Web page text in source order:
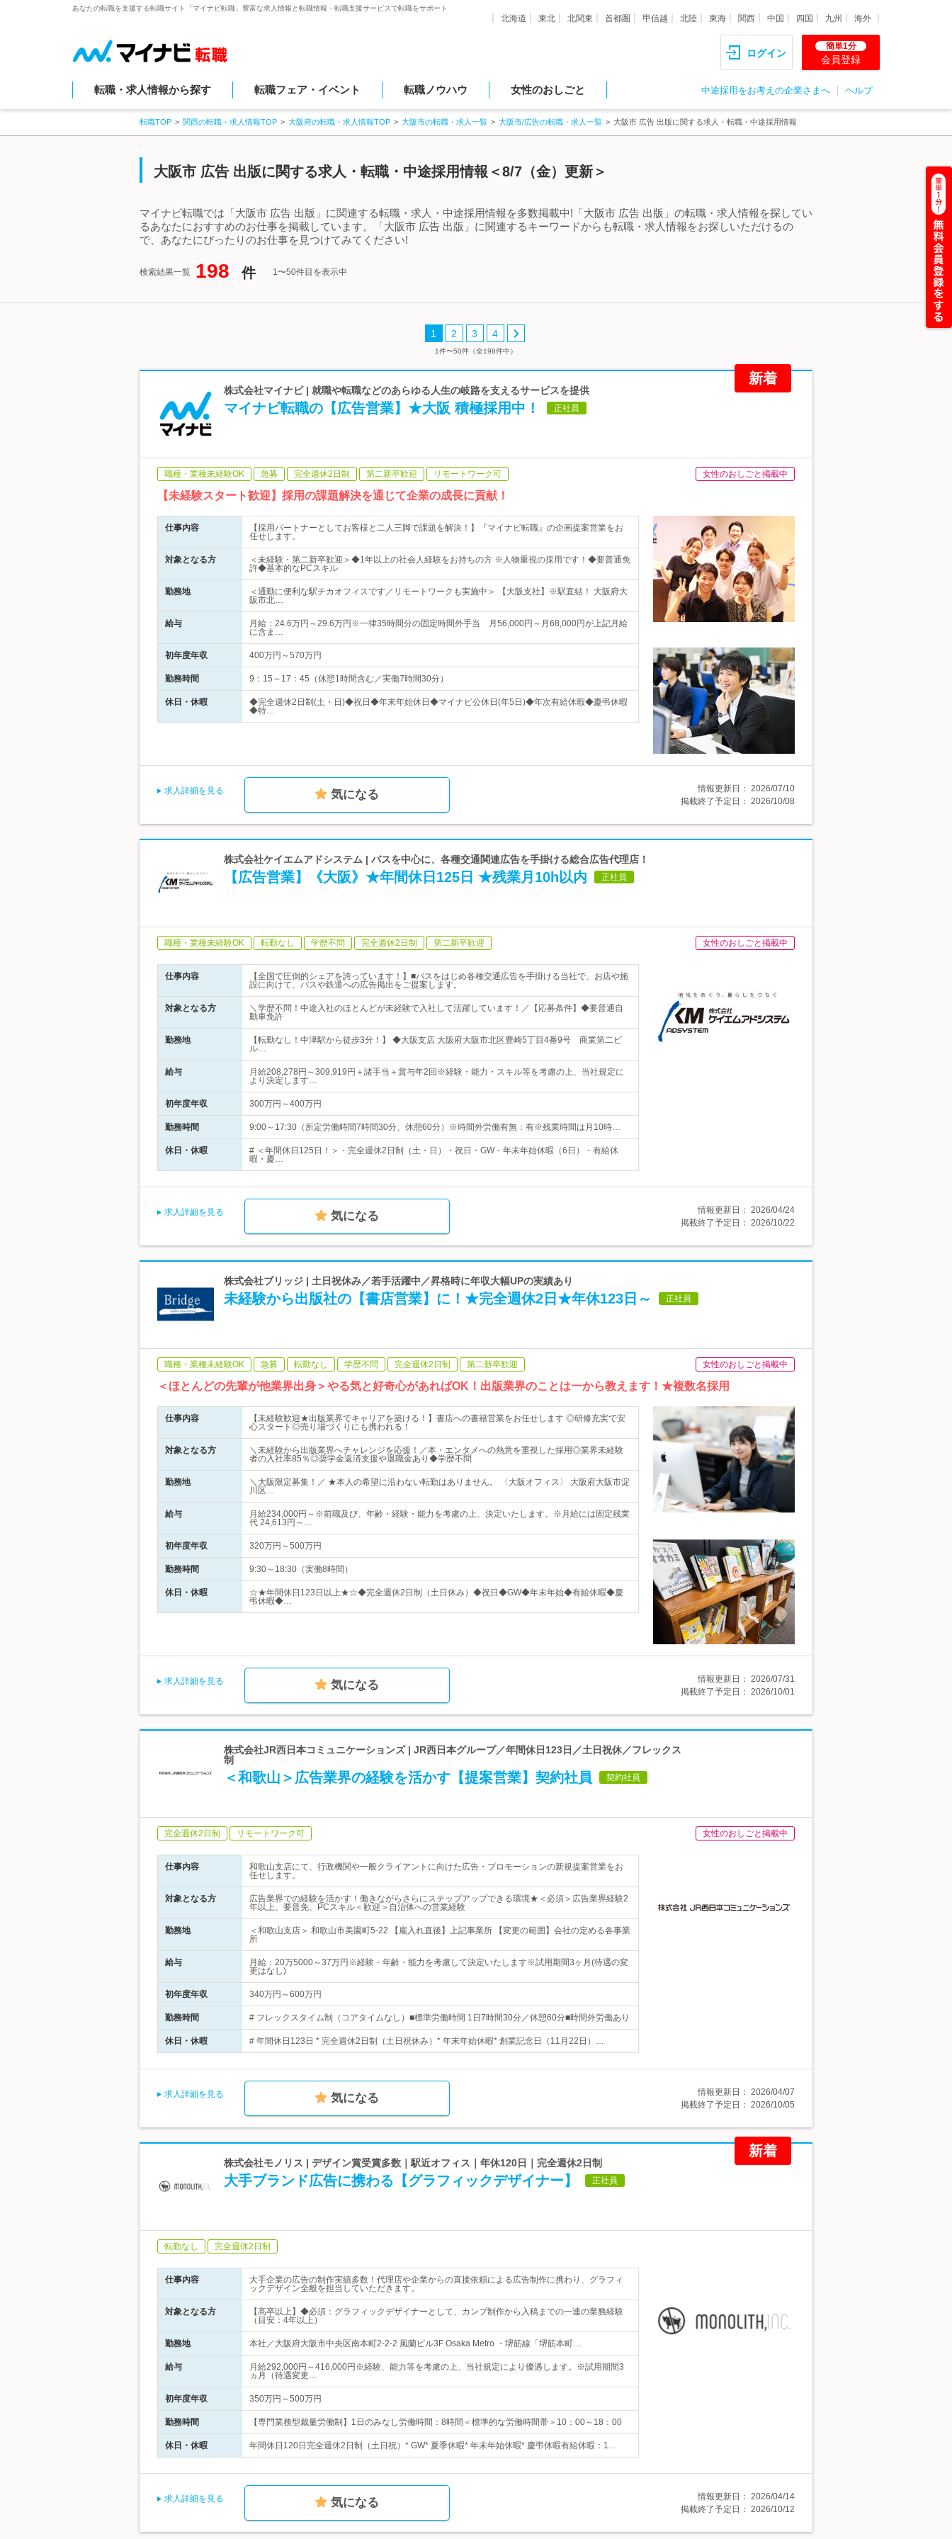
あなたの転職を支援する転職サイト「マイナビ転職」豊富な求人情報と転職情報・転職支援サービスで転職をサポート
北海道 東北 北関東 首都圏 甲信越 北陸 東海 関西 中国 四国 九州 海外
ログイン
簡単1分
会員登録
転職・求人情報から探す 転職フェア・イベント 転職ノウハウ 女性のおしごと 中途採用をお考えの企業さまへ ヘルプ
転職TOP 関西の転職・求人情報TOP 大阪府の転職・求人情報TOP 大阪市の転職・求人一覧 大阪市/広告の転職・求人一覧 大阪市 広告 出版に関する求人・転職・中途採用情報
大阪市 広告 出版に関する求人・転職・中途採用情報＜8/7（金）更新＞
マイナビ転職では「大阪市 広告 出版」に関連する転職・求人・中途採用情報を多数掲載中!「大阪市 広告 出版」の転職・求人情報を探してい
るあなたにおすすめのお仕事を掲載しています。「大阪市 広告 出版」に関連するキーワードからも転職・求人情報をお探しいただけるの
で、あなたにぴったりのお仕事を見つけてみてください!
検索結果一覧 198 件 1〜50件目を表示中
1 2 3 4
1件〜50件（全198件中）
新着
株式会社マイナビ | 就職や転職などのあらゆる人生の岐路を支えるサービスを提供
マイナビ転職の【広告営業】★大阪 積極採用中！ 正社員
職種・業種未経験OK 急募 完全週休2日制 第二新卒歓迎 リモートワーク可 女性のおしごと掲載中
【未経験スタート歓迎】採用の課題解決を通じて企業の成長に貢献！
仕事内容
【採用パートナーとしてお客様と二人三脚で課題を解決！】『マイナビ転職』の企画提案営業をお
任せします。
対象となる方
＜未経験・第二新卒歓迎＞◆1年以上の社会人経験をお持ちの方 ※人物重視の採用です！◆要普通免
許◆基本的なPCスキル
勤務地
＜通勤に便利な駅チカオフィスです／リモートワークも実施中＞ 【大阪支社】※駅直結！ 大阪府大
阪市北…
給与
月給：24.6万円～29.6万円※一律35時間分の固定時間外手当 月56,000円～月68,000円が上記月給
に含ま…
初年度年収 400万円～570万円
勤務時間 9：15～17：45（休憩1時間含む／実働7時間30分）
休日・休暇
◆完全週休2日制(土・日)◆祝日◆年末年始休日◆マイナビ公休日(年5日)◆年次有給休暇◆慶弔休暇
◆特…
求人詳細を見る 気になる 情報更新日： 2026/07/10
掲載終了予定日： 2026/10/08
株式会社ケイエムアドシステム | バスを中心に、各種交通関連広告を手掛ける総合広告代理店！
【広告営業】《大阪》★年間休日125日 ★残業月10h以内 正社員
職種・業種未経験OK 転勤なし 学歴不問 完全週休2日制 第二新卒歓迎 女性のおしごと掲載中
仕事内容
【全国で圧倒的シェアを誇っています！】■バスをはじめ各種交通広告を手掛ける当社で、お店や施
設に向けて、バスや鉄道への広告掲出をご提案します。
対象となる方
＼学歴不問！中途入社のほとんどが未経験で入社して活躍しています！／【応募条件】◆要普通自
動車免許
勤務地
【転勤なし！中津駅から徒歩3分！】 ◆大阪支店 大阪府大阪市北区豊崎5丁目4番9号 商業第二ビ
ル…
給与
月給208,278円～309,919円＋諸手当＋賞与年2回※経験・能力・スキル等を考慮の上、当社規定に
より決定します…
初年度年収 300万円～400万円
勤務時間 9:00～17:30（所定労働時間7時間30分、休憩60分）※時間外労働有無：有※残業時間は月10時…
休日・休暇
# ＜年間休日125日！＞・完全週休2日制（土・日）・祝日・GW・年末年始休暇（6日）・有給休
暇・慶…
求人詳細を見る 気になる 情報更新日： 2026/04/24
掲載終了予定日： 2026/10/22
株式会社ブリッジ | 土日祝休み／若手活躍中／昇格時に年収大幅UPの実績あり
未経験から出版社の【書店営業】に！★完全週休2日★年休123日～ 正社員
職種・業種未経験OK 急募 転勤なし 学歴不問 完全週休2日制 第二新卒歓迎 女性のおしごと掲載中
＜ほとんどの先輩が他業界出身＞やる気と好奇心があればOK！出版業界のことは一から教えます！★複数名採用
仕事内容
【未経験歓迎★出版業界でキャリアを築ける！】書店への書籍営業をお任せします ◎研修充実で安
心スタート◎売り場づくりにも携われる！
対象となる方
＼未経験から出版業界へチャレンジを応援！／本・エンタメへの熱意を重視した採用◎業界未経験
者の入社率85％◎奨学金返済支援や退職金あり◆学歴不問
勤務地
＼大阪限定募集！／ ★本人の希望に沿わない転勤はありません。 〈大阪オフィス〉 大阪府大阪市淀
川区…
給与
月給234,000円～※前職及び、年齢・経験・能力を考慮の上、決定いたします。※月給には固定残業
代 24,613円～…
初年度年収 320万円～500万円
勤務時間 9:30～18:30（実働8時間）
休日・休暇
☆★年間休日123日以上★☆◆完全週休2日制（土日休み）◆祝日◆GW◆年末年始◆有給休暇◆慶
弔休暇◆…
求人詳細を見る 気になる 情報更新日： 2026/07/31
掲載終了予定日： 2026/10/01
株式会社JR西日本コミュニケーションズ | JR西日本グループ／年間休日123日／土日祝休／フレックス
制
＜和歌山＞広告業界の経験を活かす【提案営業】契約社員 契約社員
完全週休2日制 リモートワーク可 女性のおしごと掲載中
仕事内容
和歌山支店にて、行政機関や一般クライアントに向けた広告・プロモーションの新規提案営業をお
任せします。
対象となる方
広告業界での経験を活かす！働きながらさらにステップアップできる環境★＜必須＞広告業界経験2
年以上、要普免、PCスキル＜歓迎＞自治体への営業経験
勤務地
＜和歌山支店＞ 和歌山市美園町5-22 【雇入れ直後】上記事業所 【変更の範囲】会社の定める各事業
所
給与
月給：20万5000～37万円※経験・年齢・能力を考慮して決定いたします※試用期間3ヶ月(待遇の変
更はなし)
初年度年収 340万円～600万円
勤務時間 # フレックスタイム制（コアタイムなし）■標準労働時間 1日7時間30分／休憩60分■時間外労働あり
休日・休暇 # 年間休日123日 * 完全週休2日制（土日祝休み）* 年末年始休暇* 創業記念日（11月22日）…
求人詳細を見る 気になる 情報更新日： 2026/04/07
掲載終了予定日： 2026/10/05
新着
株式会社モノリス | デザイン賞受賞多数｜駅近オフィス｜年休120日｜完全週休2日制
大手ブランド広告に携わる【グラフィックデザイナー】 正社員
転勤なし 完全週休2日制
仕事内容
大手企業の広告の制作実績多数！代理店や企業からの直接依頼による広告制作に携わり、グラフィ
ックデザイン全般を担当していただきます。
対象となる方
【高卒以上】◆必須：グラフィックデザイナーとして、カンプ制作から入稿までの一連の業務経験
（目安：4年以上）
勤務地 本社／大阪府大阪市中央区南本町2-2-2 風蘭ビル3F Osaka Metro ・堺筋線「堺筋本町…
給与
月給292,000円～416,000円※経験、能力等を考慮の上、当社規定により優遇します。※試用期間3
ヵ月（待遇変更…
初年度年収 350万円～500万円
勤務時間 【専門業務型裁量労働制】1日のみなし労働時間：8時間＜標準的な労働時間帯＞10：00～18：00
休日・休暇 年間休日120日完全週休2日制（土日祝）* GW* 夏季休暇* 年末年始休暇* 慶弔休暇有給休暇：1…
求人詳細を見る 気になる 情報更新日： 2026/04/14
掲載終了予定日： 2026/10/12